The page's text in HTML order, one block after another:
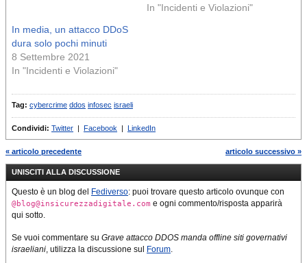
In "Incidenti e Violazioni"
In media, un attacco DDoS
dura solo pochi minuti
8 Settembre 2021
In "Incidenti e Violazioni"
Tag: cybercrime ddos infosec israeli
Condividi: Twitter | Facebook | LinkedIn
« articolo precedente articolo successivo »
UNISCITI ALLA DISCUSSIONE
Questo è un blog del Fediverso: puoi trovare questo articolo ovunque con
@blog@insicurezzadigitale.com e ogni commento/risposta apparirà
qui sotto.
Se vuoi commentare su Grave attacco DDOS manda offline siti governativi
israeliani , utilizza la discussione sul Forum